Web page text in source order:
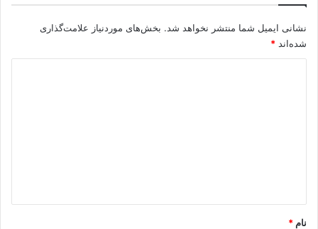
نشانی ایمیل شما منتشر نخواهد شد. بخش‌های موردنیاز علامت‌گذاری
شده‌اند *
نام *